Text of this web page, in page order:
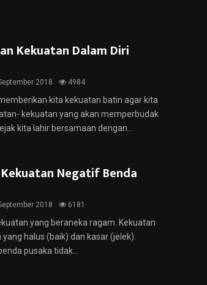
Kekuatan Dalam Diri
2018 4984
kita kekuatan batin agar kita
kekuatan yang akan memperbudak
kita lahir bersamaan dengan...
Negatif Benda
2018 6181
yang beraneka ragam. Kekuatan
halus (baik) dan kasar (jelek).
pusaka tidak...